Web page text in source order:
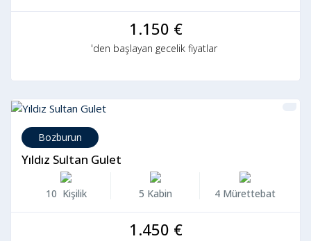
1.150 €
'den başlayan gecelik fiyatlar
Bozburun
Yıldız Sultan Gulet
10 Kişilik 5 Kabin 4 Mürettebat
1.450 €